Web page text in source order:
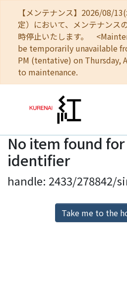
【メンテナンス】2026/08/
定）において、メンテナンス
時停止いたします。
be temporarily unavailable
PM (tentative) on Thursday,
to maintenance.
Home
Communities
Browse
Download Ranking
No item found
identifier
handle: 2433/278842/
Take me to the